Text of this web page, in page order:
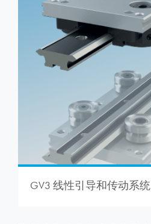
GV3 线性引导和传动系统